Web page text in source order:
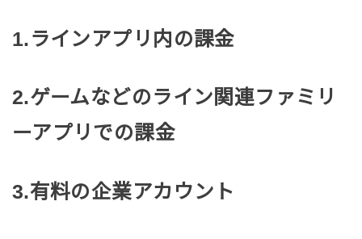
1.ラインアプリ内の課金
2.ゲームなどのライン関連ファミリ
ーアプリでの課金
3.有料の企業アカウント